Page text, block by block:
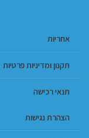
אחריות
תקנון ומדיניות פרטיות
תנאי רכישה
הצהרת נגישות